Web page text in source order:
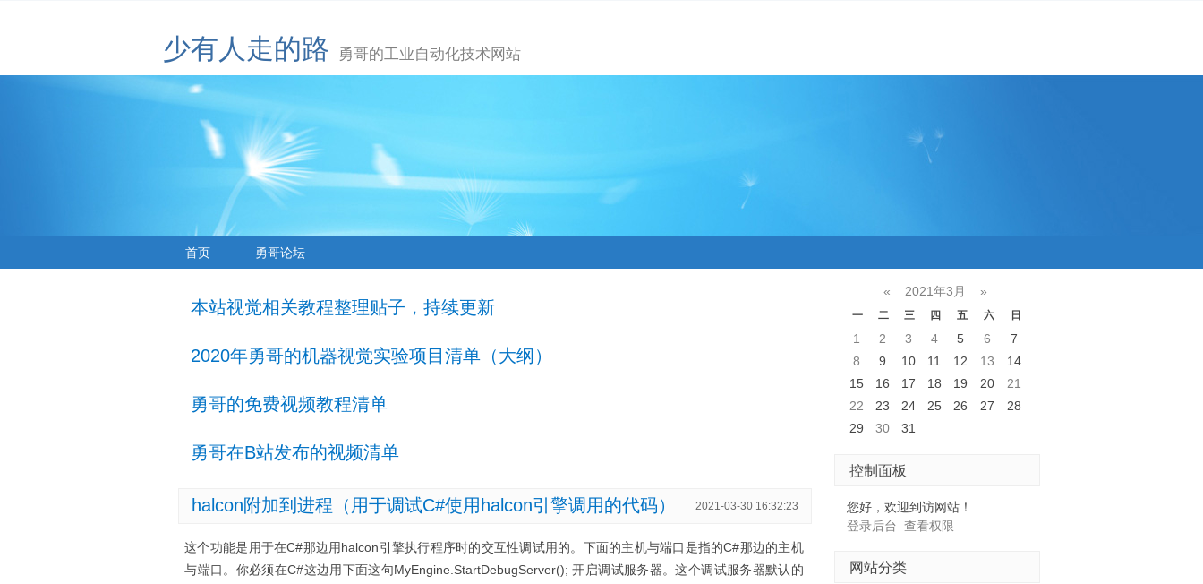
少有人走的路 勇哥的工业自动化技术网站
首页 勇哥论坛
本站视觉相关教程整理贴子，持续更新
2020年勇哥的机器视觉实验项目清单（大纲）
勇哥的免费视频教程清单
勇哥在B站发布的视频清单
halcon附加到进程（用于调试C#使用halcon引擎调用的代码） 2021-03-30 16:32:23
这个功能是用于在C#那边用halcon引擎执行程序时的交互性调试用的。下面的主机与端口是指的C#那边的主机
与端口。你必须在C#这边用下面这句MyEngine.StartDebugServer(); 开启调试服务器。这个调试服务器默认的
« 2021年3月 »
一 二 三 四 五 六 日
1 2 3 4 5 6
7
8
9 10 11 12 13
14
15
16 17 18 19 20
21
22
23 24 25 26 27
28
29
30 31
控制面板
您好，欢迎到访网站！
登录后台 查看权限
网站分类